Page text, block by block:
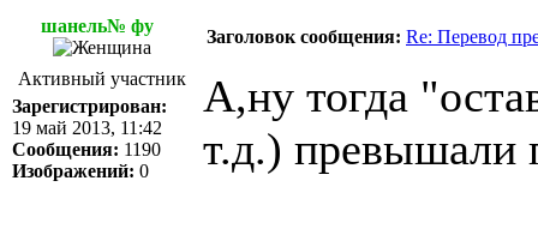
шанель№ фу
Заголовок сообщения: Re: Перевод
Активный участник
Зарегистрирован:
19 май 2013, 11:42
Сообщения: 1190
Изображений: 0
А,ну тогда
т.д.) превышали